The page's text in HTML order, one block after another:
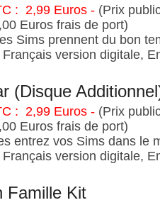
: 2,99 Euros - (Prix
Euros frais de port)
Sims prennent du bon
version digitale,
(Disque
: 2,99 Euros - (Prix
Euros frais de port)
entrez vos Sims dans le
version digitale,
Famille Kit